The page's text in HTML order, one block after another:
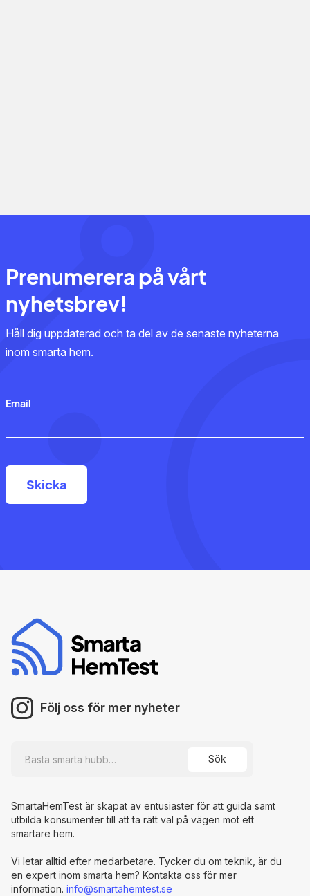
Prenumerera på vårt
nyhetsbrev!
Håll dig uppdaterad och ta del av de senaste nyheterna
inom smarta hem.
Email
Följ oss för mer nyheter
SmartaHemTest är skapat av entusiaster för att guida samt
utbilda konsumenter till att ta rätt val på vägen mot ett
smartare hem.
Vi letar alltid efter medarbetare. Tycker du om teknik, är du
en expert inom smarta hem? Kontakta oss för mer
information. info@smartahemtest.se